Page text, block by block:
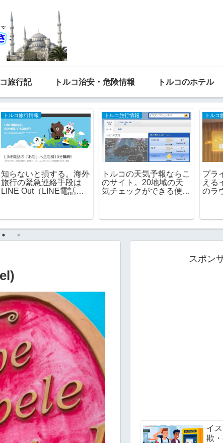
コ旅行記 トルコ治安・危険情報 トルコのホテル
トルコ旅行情報
イスタンブールカード詐
欺・事例集 ２０２６年
トルコ旅行情報
イスタンブール2014ト
リップアドバイザー世界
のベスト観光地トップに
ト
イ
格
スポン
イ
欺